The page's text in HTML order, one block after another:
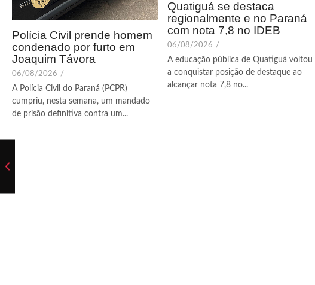
Polícia Civil prende homem
condenado por furto em
Joaquim Távora
06/08/2026 /
A Polícia Civil do Paraná (PCPR)
cumpriu, nesta semana, um mandado
de prisão definitiva contra um...
Quatiguá se destaca
regionalmente e no Paraná
com nota 7,8 no IDEB
06/08/2026 /
A educação pública de Quatiguá voltou
a conquistar posição de destaque ao
alcançar nota 7,8 no...